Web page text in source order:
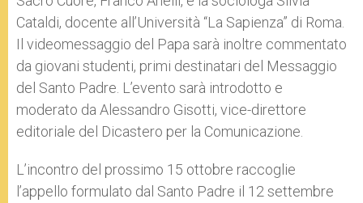
Cataldi, docente all’Università “La Sapienza” di Roma.
Il videomessaggio del Papa sarà inoltre commentato
da giovani studenti, primi destinatari del Messaggio
del Santo Padre. L’evento sarà introdotto e
moderato da Alessandro Gisotti, vice-direttore
editoriale del Dicastero per la Comunicazione.
L’incontro del prossimo 15 ottobre raccoglie
l’appello formulato dal Santo Padre il 12 settembre